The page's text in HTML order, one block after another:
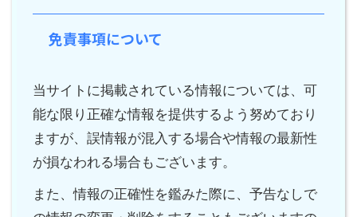
免責事項について
当サイトに掲載されている情報については、可
能な限り正確な情報を提供するよう努めており
ますが、誤情報が混入する場合や情報の最新性
が損なわれる場合もございます。
また、情報の正確性を鑑みた際に、予告なしで